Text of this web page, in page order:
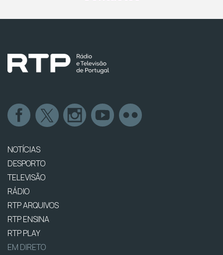
NOTÍCIAS
DESPORTO
TELEVISÃO
RÁDIO
RTP ARQUIVOS
RTP ENSINA
RTP PLAY
EM DIRETO